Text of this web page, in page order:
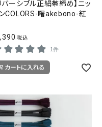
バーシブル正絹帯締め】ニッ
COLORS-曙akebono-紅
税込
1件
カートに入れる